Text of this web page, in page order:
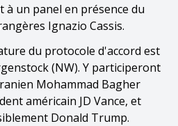
à un panel en présence du
Ignazio Cassis.
du protocole d'accord est
(NW). Y participeront
Mohammad Bagher
américain JD Vance, et
Donald Trump.